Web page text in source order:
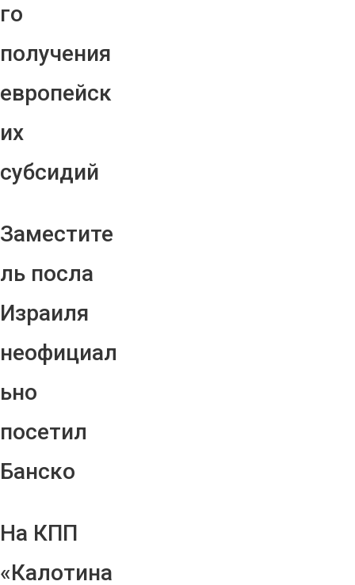
го
получения
европейск
их
субсидий
Заместите
ль посла
Израиля
неофициал
ьно
посетил
Банско
На КПП
«Калотина